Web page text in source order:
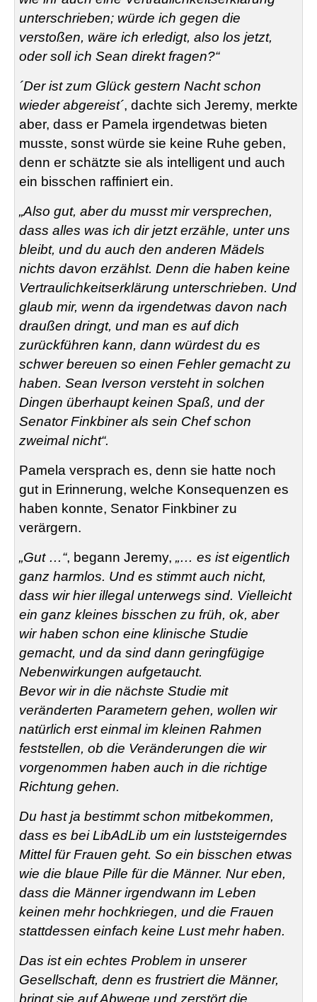
unterschrieben; würde ich gegen die
verstoßen, wäre ich erledigt, also los jetzt,
oder soll ich Sean direkt fragen?“
´Der ist zum Glück gestern Nacht schon
wieder abgereist´, dachte sich Jeremy, merkte
aber, dass er Pamela irgendetwas bieten
musste, sonst würde sie keine Ruhe geben,
denn er schätzte sie als intelligent und auch
ein bisschen raffiniert ein.
„Also gut, aber du musst mir versprechen,
dass alles was ich dir jetzt erzähle, unter uns
bleibt, und du auch den anderen Mädels
nichts davon erzählst. Denn die haben keine
Vertraulichkeitserklärung unterschrieben. Und
glaub mir, wenn da irgendetwas davon nach
draußen dringt, und man es auf dich
zurückführen kann, dann würdest du es
schwer bereuen so einen Fehler gemacht zu
haben. Sean Iverson versteht in solchen
Dingen überhaupt keinen Spaß, und der
Senator Finkbiner als sein Chef schon
zweimal nicht“.
Pamela versprach es, denn sie hatte noch
gut in Erinnerung, welche Konsequenzen es
haben konnte, Senator Finkbiner zu
verärgern.
„Gut …“, begann Jeremy, „… es ist eigentlich
ganz harmlos. Und es stimmt auch nicht,
dass wir hier illegal unterwegs sind. Vielleicht
ein ganz kleines bisschen zu früh, ok, aber
wir haben schon eine klinische Studie
gemacht, und da sind dann geringfügige
Nebenwirkungen aufgetaucht.
Bevor wir in die nächste Studie mit
veränderten Parametern gehen, wollen wir
natürlich erst einmal im kleinen Rahmen
feststellen, ob die Veränderungen die wir
vorgenommen haben auch in die richtige
Richtung gehen.
Du hast ja bestimmt schon mitbekommen,
dass es bei LibAdLib um ein luststeigerndes
Mittel für Frauen geht. So ein bisschen etwas
wie die blaue Pille für die Männer. Nur eben,
dass die Männer irgendwann im Leben
keinen mehr hochkriegen, und die Frauen
stattdessen einfach keine Lust mehr haben.
Das ist ein echtes Problem in unserer
Gesellschaft, denn es frustriert die Männer,
bringt sie auf Abwege und zerstört die